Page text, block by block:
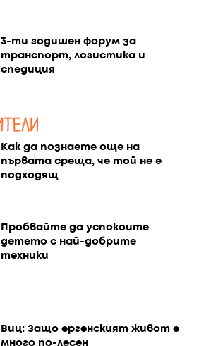
3-ти годишен форум за
транспорт, логистика и
спедиция
Как да познаете още на
първата среща, че той не е
подходящ
Пробвайте да успокоите
детето с най-добрите
техники
Виц: Защо ергенският живот е
много по-лесен